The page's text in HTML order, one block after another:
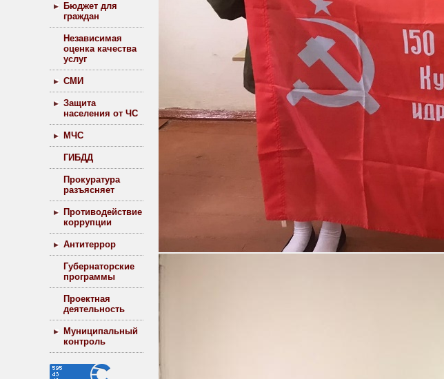
Бюджет для
граждан
Независимая
оценка качества
услуг
СМИ
Защита
населения от ЧС
МЧС
ГИБДД
Прокуратура
разъясняет
Противодействие
коррупции
Антитеррор
Губернаторские
программы
Проектная
деятельность
Муниципальный
контроль